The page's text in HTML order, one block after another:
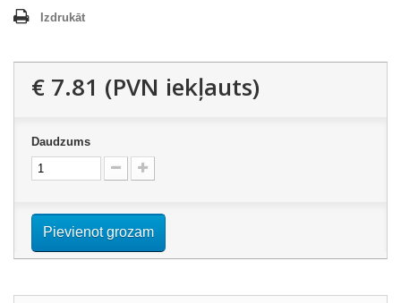
Izdrukāt
€ 7.81 (PVN iekļauts)
Daudzums
Pievienot grozam